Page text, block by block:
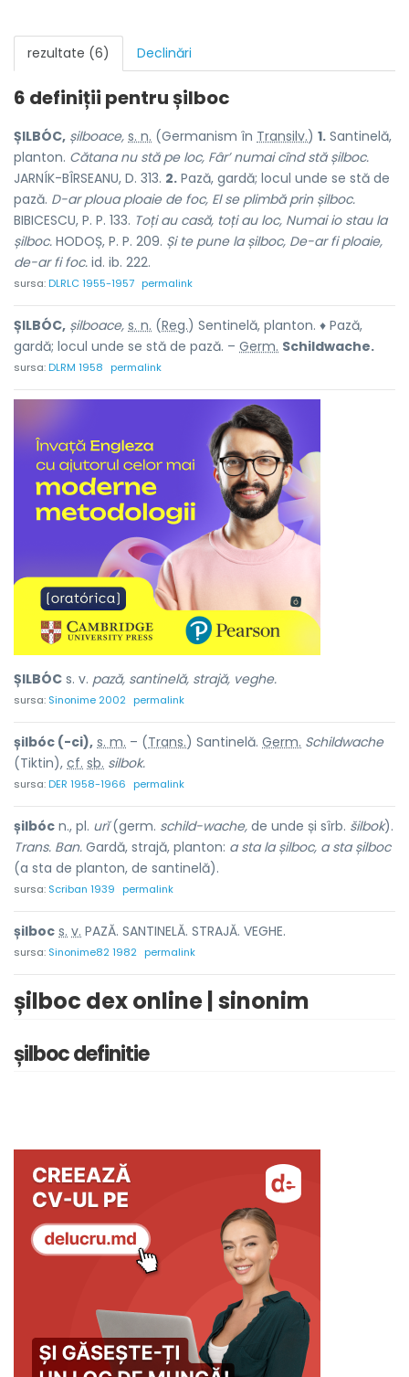
rezultate (6) Declinări
6 definiții pentrușilboc
ȘILBÓC, șilboace, s. n. (Germanism în Transilv.) 1. Santinelă,
planton. Cătana nu stă pe loc, Fâr’ numai cînd stă șilboc.
JARNÍK-BÎRSEANU, D. 313. 2. Pază, gardă; locul unde se stă de
pază. D-ar ploua ploaie de foc, El se plimbă prin șilboc.
BIBICESCU, P. P. 133. Toți au casă, toți au loc, Numai io stau la
șilboc. HODOȘ, P. P. 209. Și te pune la șilboc, De-ar fi ploaie,
de-ar fi foc. id. ib. 222.
sursa:DLRLC 1955-1957 permalink
ȘILBÓC, șilboace, s. n. (Reg.) Sentinelă, planton. ♦ Pază,
gardă; locul unde se stă de pază. – Germ. Schildwache.
sursa:DLRM 1958 permalink
ȘILBÓC s. v. pază, santinelă, strajă, veghe.
sursa: Sinonime 2002 permalink
șilbóc (-ci), s. m. – (Trans.) Santinelă. Germ. Schildwache
(Tiktin), cf. sb. silbok.
sursa:DER 1958-1966 permalink
șilbóc n., pl. urĭ(germ. schild-wache, de unde și sîrb. šilbok).
Trans. Ban. Gardă, strajă, planton: a sta la șilboc, a sta șilboc
(a sta de planton, de santinelă).
sursa: Scriban 1939 permalink
șilboc s. v. PAZĂ. SANTINELĂ. STRAJĂ. VEGHE.
sursa: Sinonime82 1982 permalink
șilboc dex online | sinonim
șilboc definitie